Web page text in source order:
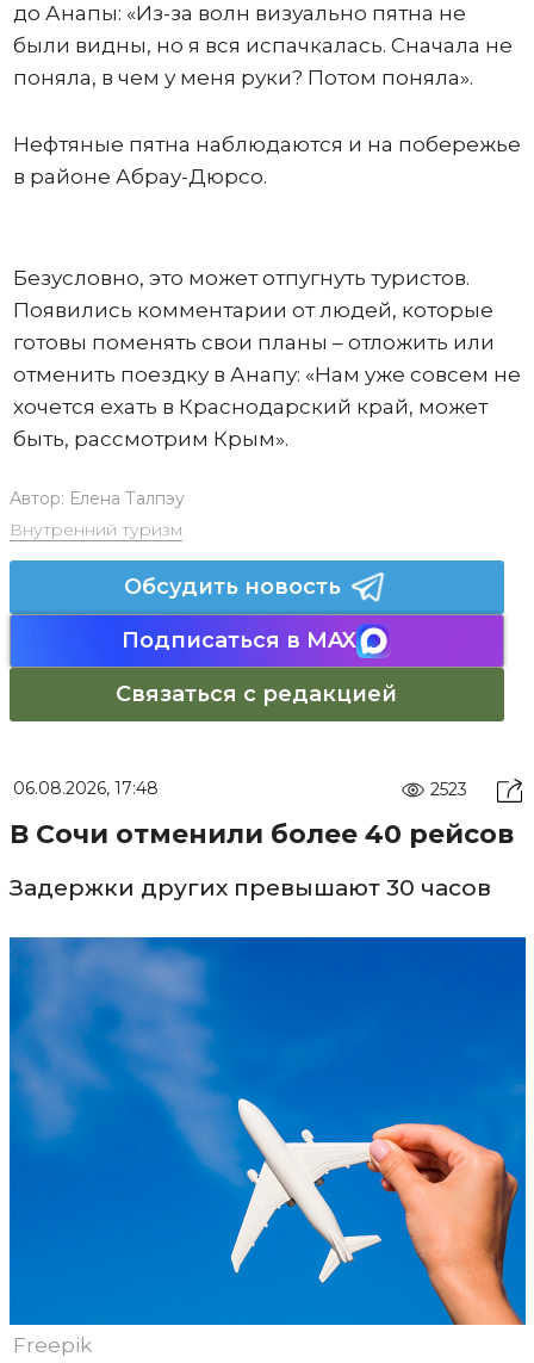
до Анапы: «Из-за волн визуально пятна не
были видны, но я вся испачкалась. Сначала не
поняла, в чем у меня руки? Потом поняла».
Нефтяные пятна наблюдаются и на побережье
в районе Абрау-Дюрсо.
Безусловно, это может отпугнуть туристов.
Появились комментарии от людей, которые
готовы поменять свои планы – отложить или
отменить поездку в Анапу: «Нам уже совсем не
хочется ехать в Краснодарский край, может
быть, рассмотрим Крым».
Автор: Елена Талпэу
Внутренний туризм
Обсудить новость
Подписаться в MAX
Связаться с редакцией
06.08.2026, 17:48 2523
В Сочи отменили более 40 рейсов
Задержки других превышают 30 часов
Freepik